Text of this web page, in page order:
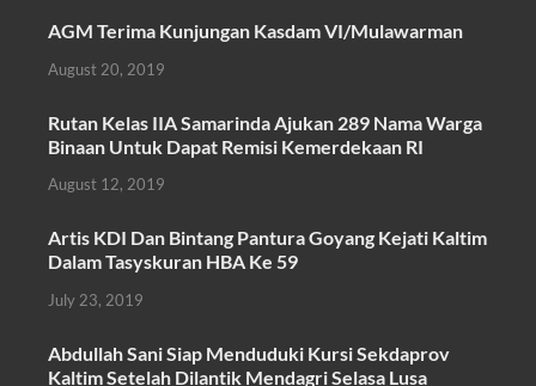
ac
e
b
o
o
k
w
itt
er
h
at
A
p
ail
h
ar
AGM Terima Kunjungan Kasdam VI/Mulawarman
August 20, 2019
Rutan Kelas IIA Samarinda Ajukan 289 Nama Warga
Binaan Untuk Dapat Remisi Kemerdekaan RI
August 12, 2019
Artis KDI Dan Bintang Pantura Goyang Kejati Kaltim
Dalam Tasyskuran HBA Ke 59
July 23, 2019
Abdullah Sani Siap Menduduki Kursi Sekdaprov
Kaltim Setelah Dilantik Mendagri Selasa Lusa